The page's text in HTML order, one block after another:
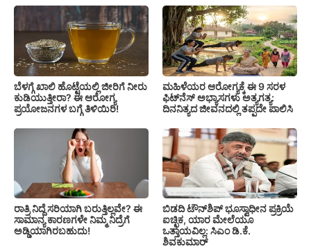
ಬೆಳಗ್ಗೆ ಖಾಲಿ ಹೊಟ್ಟೆಯಲ್ಲಿ ಜೀರಿಗೆ ನೀರು
ಕುಡಿಯುತ್ತೀರಾ? ಈ ಆರೋಗ್ಯ
ಪ್ರಯೋಜನಗಳ ಬಗ್ಗೆ ತಿಳಿಯಿರಿ!
ಮಹಿಳೆಯರ ಆರೋಗ್ಯಕ್ಕೆ ಈ 9 ಸರಳ
ಫಿಟ್‌ನೆಸ್‌ ಅಭ್ಯಾಸಗಳು ಅತ್ಯಗತ್ಯ:
ದಿನನಿತ್ಯದ ಜೀವನದಲ್ಲಿ ತಪ್ಪದೇ ಪಾಲಿಸಿ
ರಾತ್ರಿ ನಿದ್ದೆ ಸರಿಯಾಗಿ ಬರುತ್ತಿಲ್ಲವೇ? ಈ
ಸಾಮಾನ್ಯ ಕಾರಣಗಳೇ ನಿಮ್ಮ ನಿದ್ರೆಗೆ
ಅಡ್ಡಿಯಾಗಿರಬಹುದು!
ಬಿಡದಿ ಟೌನ್‌ಶಿಪ್‌ ಭೂಸ್ವಾಧೀನ ಪ್ರಕ್ರಿಯೆ
ಐಚ್ಛಿಕ, ಯಾರ ಮೇಲೆಯೂ
ಒತ್ತಾಯವಿಲ್ಲ: ಸಿಎಂ ಡಿ.ಕೆ.
ಶಿವಕುಮಾರ್